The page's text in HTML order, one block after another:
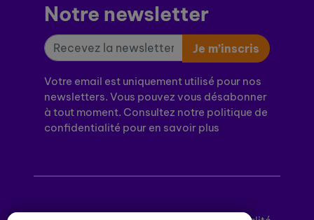
Notre newsletter
Je m’inscris
Votre email est uniquement utilisé pour nos
newsletters. Vous pouvez vous désabonner
à tout moment. Consultez notre politique de
confidentialité pour en savoir plus